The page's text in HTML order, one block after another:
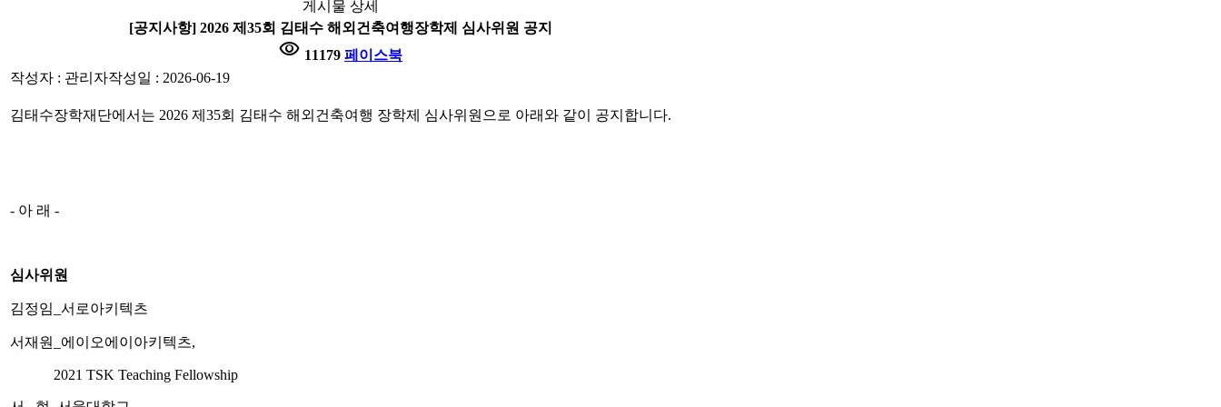
게시물 상세
[공지사항] 2026 제35회 김태수 해외건축여행장학제 심사위원 공지
visibility 11179 페이스북
작성자 : 관리자작성일 : 2026-06-19
김태수장학재단에서는 2026 제35회 김태수 해외건축여행 장학제 심사위원으로 아래와 같이 공지합니다.
- 아 래 -
심사위원
김정임_서로아키텍츠
서재원_에이오에이아키텍츠,
2021 TSK Teaching Fellowship